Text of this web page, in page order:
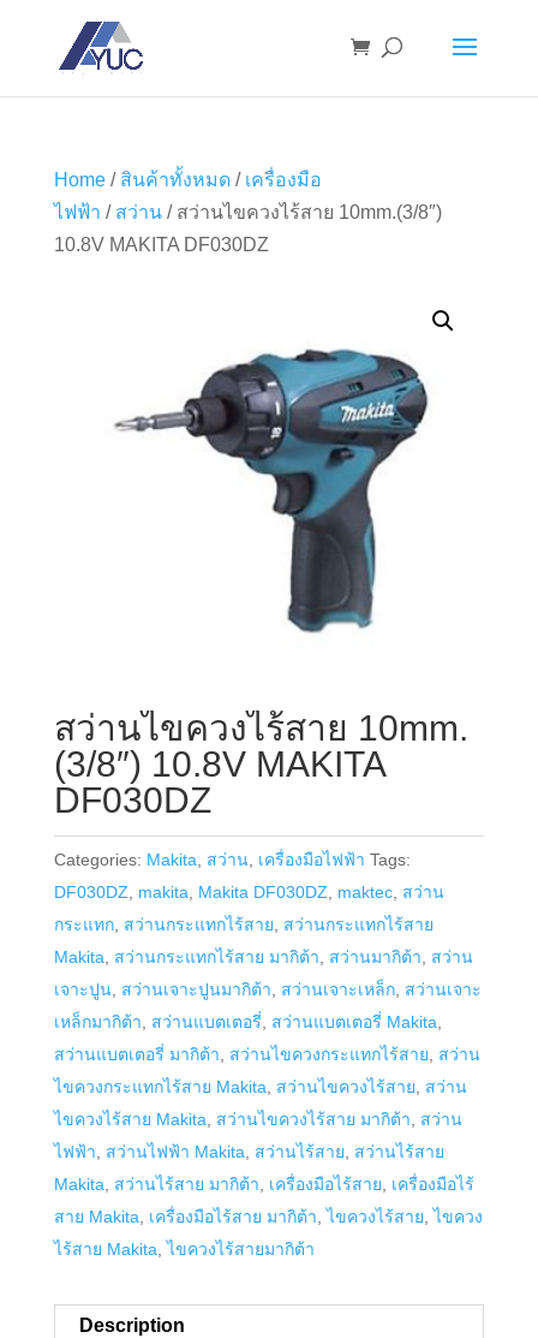
Home/ สินค้าทั้งหมด/ เครื่องมือ
ไฟฟ้า / สว่าน/ สว่านไขควงไร้สาย 10mm.(3/8″)
10.8V MAKITA DF030DZ
สว่านไขควงไร้สาย 10mm.
(3/8″) 10.8V MAKITA
DF030DZ
Categories: Makita, สว่าน, เครื่องมือไฟฟ้า Tags:
DF030DZ, makita, Makita DF030DZ, maktec, สว่าน
กระแทก, สว่านกระแทกไร้สาย, สว่านกระแทกไร้สาย
Makita, สว่านกระแทกไร้สาย มากิต้า, สว่านมากิต้า, สว่าน
เจาะปูน, สว่านเจาะปูนมากิต้า, สว่านเจาะเหล็ก, สว่านเจาะ
เหล็กมากิต้า, สว่านแบตเตอรี่, สว่านแบตเตอรี่ Makita,
สว่านแบตเตอรี่ มากิต้า, สว่านไขควงกระแทกไร้สาย, สว่าน
ไขควงกระแทกไร้สาย Makita, สว่านไขควงไร้สาย, สว่าน
ไขควงไร้สาย Makita, สว่านไขควงไร้สาย มากิต้า, สว่าน
ไฟฟ้า, สว่านไฟฟ้า Makita, สว่านไร้สาย, สว่านไร้สาย
Makita, สว่านไร้สาย มากิต้า, เครื่องมือไร้สาย, เครื่องมือไร้
สาย Makita, เครื่องมือไร้สาย มากิต้า,ไขควงไร้สาย,ไขควง
ไร้สาย Makita,ไขควงไร้สายมากิต้า
Description